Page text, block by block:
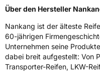
Über den Hersteller
Nankang ist der älteste
60-jährigen
Unternehmen seine
dabei breit aufgestellt: Von
Transporter-Reifen, LKW-